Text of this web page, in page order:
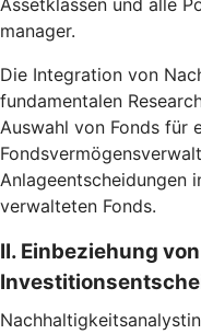
Assetklassen und alle
manager.
Die Integration von
fundamentalen
Auswahl von Fonds für
Anlageentscheidungen
verwalteten Fonds.
II. Einbeziehung